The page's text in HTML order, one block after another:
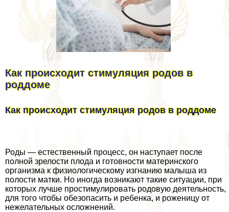
Как происходит стимуляция родов в
роддоме
Как происходит стимуляция родов в роддоме
Роды — естественный процесс, он наступает после
полной зрелости плода и готовности материнского
организма к физиологическому изгнанию малыша из
полости матки. Но иногда возникают такие ситуации, при
которых лучше простимулировать родовую деятельность,
для того чтобы обезопасить и ребенка, и роженицу от
нежелательных осложнений.